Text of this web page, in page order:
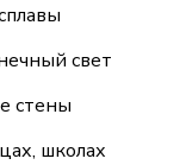
свет
стены
школах